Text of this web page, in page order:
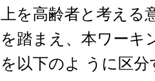
上を高齢者と考える
を踏まえ、本ワーキ
を以下のよ うに区分